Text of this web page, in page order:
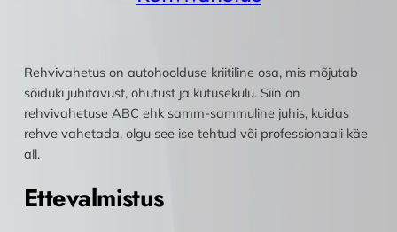
Rehvivahetus on autohoolduse kriitiline osa, mis mõjutab
sõiduki juhitavust, ohutust ja kütusekulu. Siin on
rehvivahetuse ABC ehk samm-sammuline juhis, kuidas
rehve vahetada, olgu see ise tehtud või professionaali käe
all.
Ettevalmistus